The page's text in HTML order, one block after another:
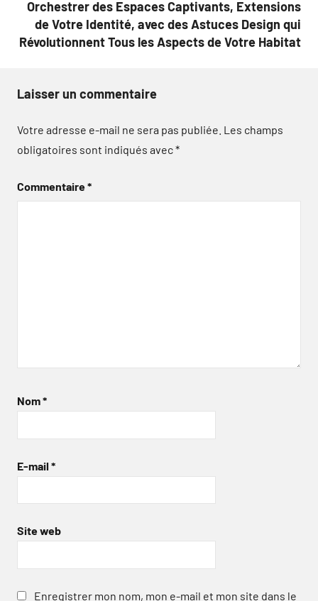
Orchestrer des Espaces Captivants, Extensions
de Votre Identité, avec des Astuces Design qui
Révolutionnent Tous les Aspects de Votre Habitat
Laisser un commentaire
Votre adresse e-mail ne sera pas publiée. Les champs
obligatoires sont indiqués avec*
Commentaire*
Nom*
E-mail *
Site web
Enregistrer mon nom, mon e-mail et mon site dans le